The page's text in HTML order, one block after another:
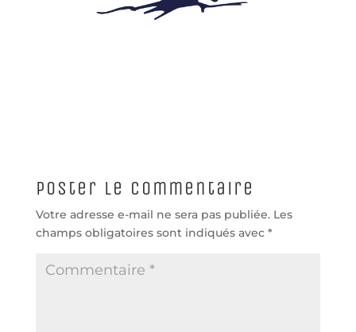
Poster le commentaire
Votre adresse e-mail ne sera pas publiée. Les
champs obligatoires sont indiqués avec *